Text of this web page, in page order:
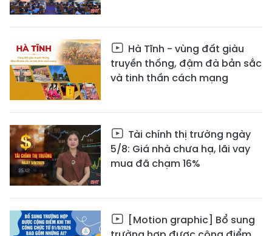
Hà Tĩnh - vùng đất giàu
truyền thống, đậm đà bản sắc
và tinh thần cách mạng
Tài chính thị trường ngày
5/8: Giá nhà chưa hạ, lãi vay
mua đã chạm 16%
[Motion graphic] Bổ sung